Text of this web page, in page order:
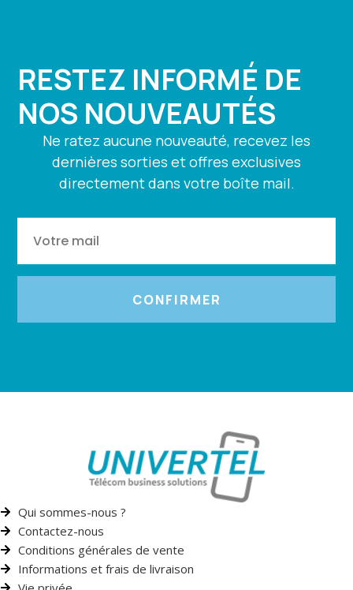
RESTEZ INFORMÉ DE
NOS NOUVEAUTÉS
Ne ratez aucune nouveauté, recevez les
dernières sorties et offres exclusives
directement dans votre boîte mail.
CONFIRMER
Qui sommes-nous ?
Contactez-nous
Conditions générales de vente
Informations et frais de livraison